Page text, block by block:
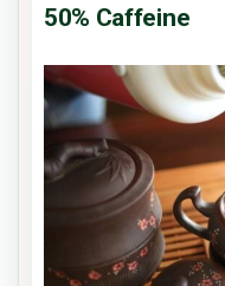
50% Caffeine